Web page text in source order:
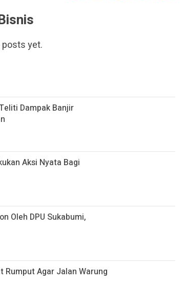
posts yet.
Dampak Banjir
Aksi Nyata Bagi
Oleh DPU Sukabumi,
Rumput Agar Jalan Warung